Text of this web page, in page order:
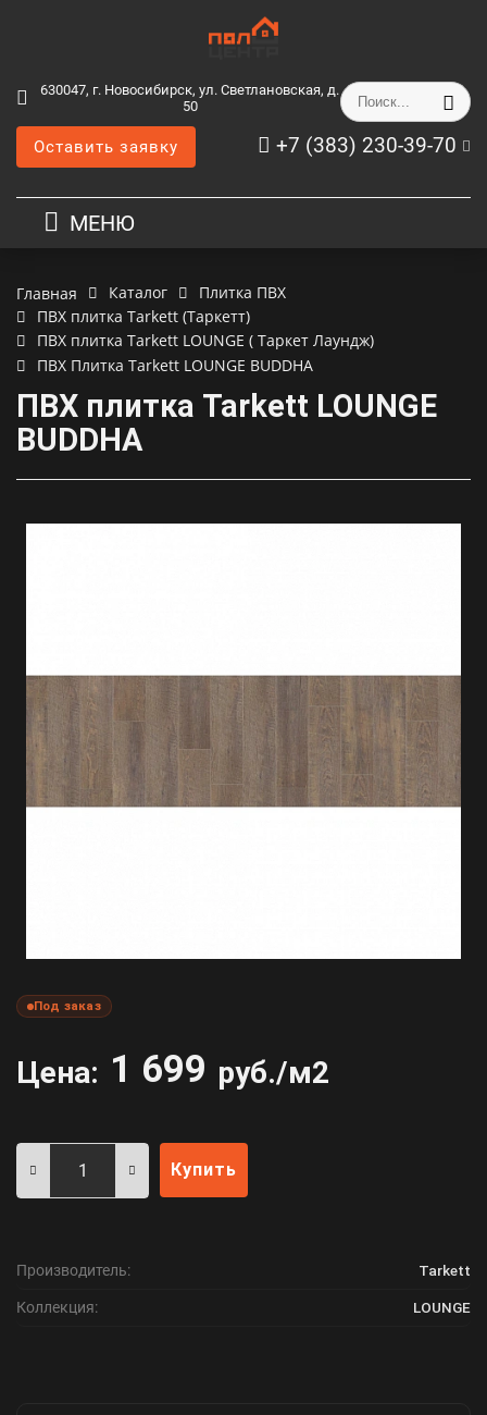
630047, г. Новосибирск, ул. Светлановская, д.
50
+7 (383) 230-39-70
Оставить заявку
МЕНЮ
Главная Каталог
Плитка ПВХ
ПВХ плитка Tarkett (Таркетт)
ПВХ плитка Tarkett LOUNGE ( Таркет Лаундж)
ПВХ Плитка Tarkett LOUNGE BUDDHA
ПВХ плитка Tarkett LOUNGE
BUDDHA
Под заказ
Цена: 1 699 руб./м2
Купить
Производитель: Tarkett
Коллекция: LOUNGE